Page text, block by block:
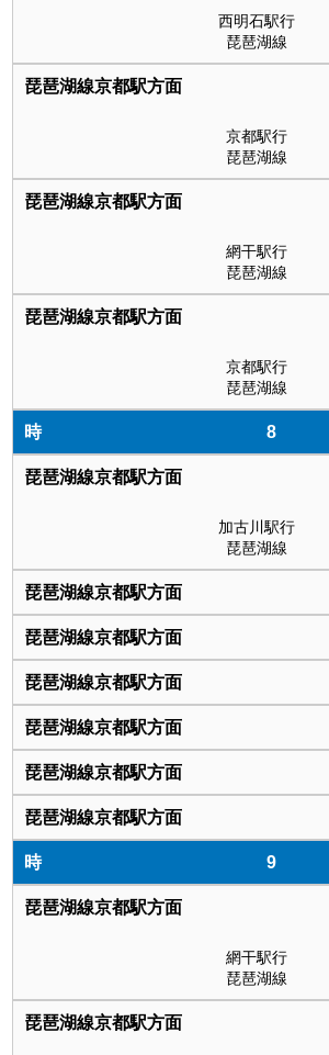
西明石駅行
琵琶湖線
京都駅行
琵琶湖線
網干駅行
琵琶湖線
京都駅行
琵琶湖線
8
加古川駅行
琵琶湖線
9
網干駅行
琵琶湖線